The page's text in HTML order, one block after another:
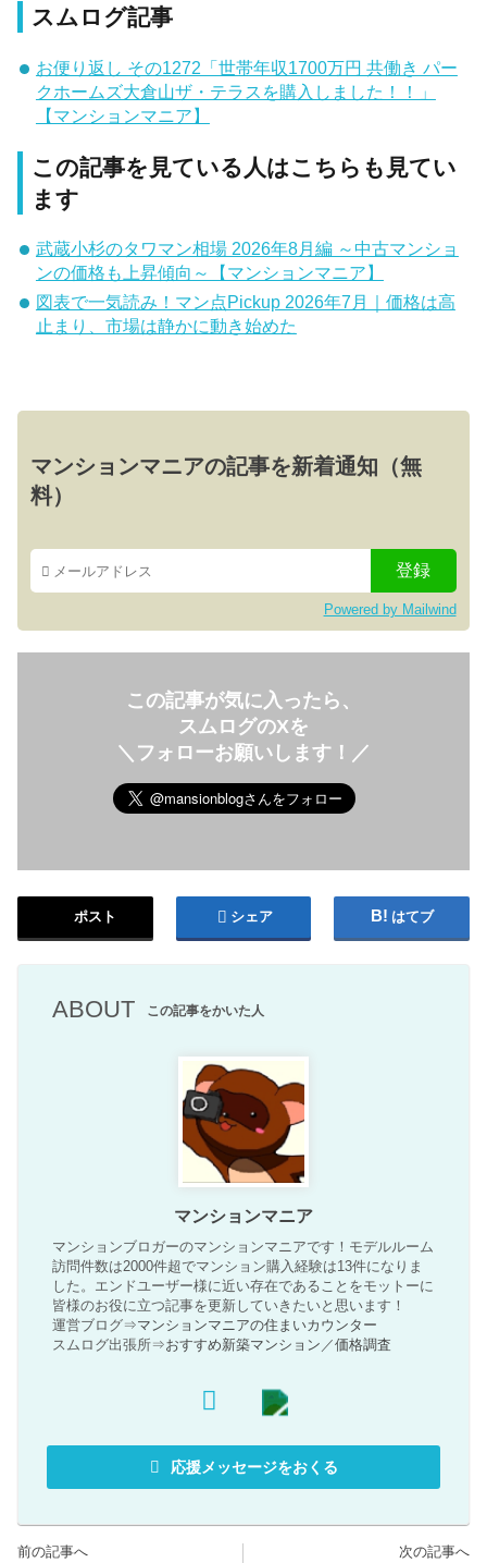
スムログ記事
お便り返し その1272「世帯年収1700万円 共働き パー
クホームズ大倉山ザ・テラスを購入しました！！」
【マンションマニア】
この記事を見ている人はこちらも見てい
ます
武蔵小杉のタワマン相場 2026年8月編 ～中古マンショ
ンの価格も上昇傾向～【マンションマニア】
図表で一気読み！マン点Pickup 2026年7月｜価格は高
止まり、市場は静かに動き始めた
マンションマニアの記事を新着通知（無
料）
Powered by Mailwind
この記事が気に入ったら、
スムログのXを
＼フォローお願いします！／
ポスト シェア はてブ
ABOUT この記事をかいた人
マンションマニア
マンションブロガーのマンションマニアです！モデルルーム
訪問件数は2000件超でマンション購入経験は13件になりま
した。エンドユーザー様に近い存在であることをモットーに
皆様のお役に立つ記事を更新していきたいと思います！
運営ブログ⇒マンションマニアの住まいカウンター
スムログ出張所⇒おすすめ新築マンション ／価格調査
応援メッセージをおくる